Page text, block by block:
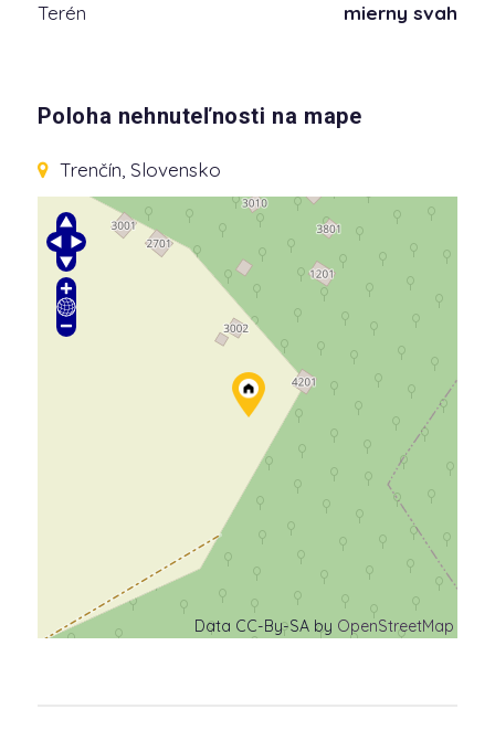
Terén
mierny svah
Poloha nehnuteľnosti na mape
Trenčín, Slovensko
Data CC-By-SA by OpenStreetMap